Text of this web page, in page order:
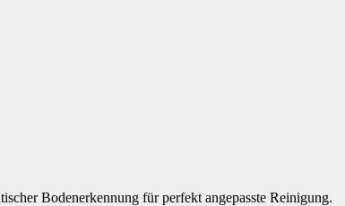
Bodenerkennung für perfekt angepasste Reinigung.